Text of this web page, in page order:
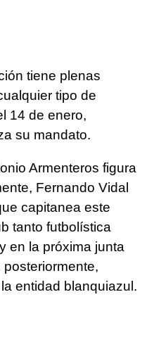
tiene plenas
tipo de
14 de enero,
su mandato.
Armenteros figura
Fernando Vidal
capitanea este
tanto futbolística
en la próxima junta
entidad blanquiazul.